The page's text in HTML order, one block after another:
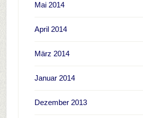
Mai 2014
April 2014
März 2014
Januar 2014
Dezember 2013